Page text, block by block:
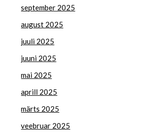
september 2025
august 2025
juuli 2025
juuni 2025
mai 2025
aprill 2025
märts 2025
veebruar 2025